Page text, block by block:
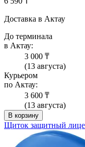
Доставка в Актау
До терминала
в Актау:
3 000 ₸
(13 августа)
Курьером
по Актау:
3 600 ₸
(13 августа)
В корзину
Щиток защитный